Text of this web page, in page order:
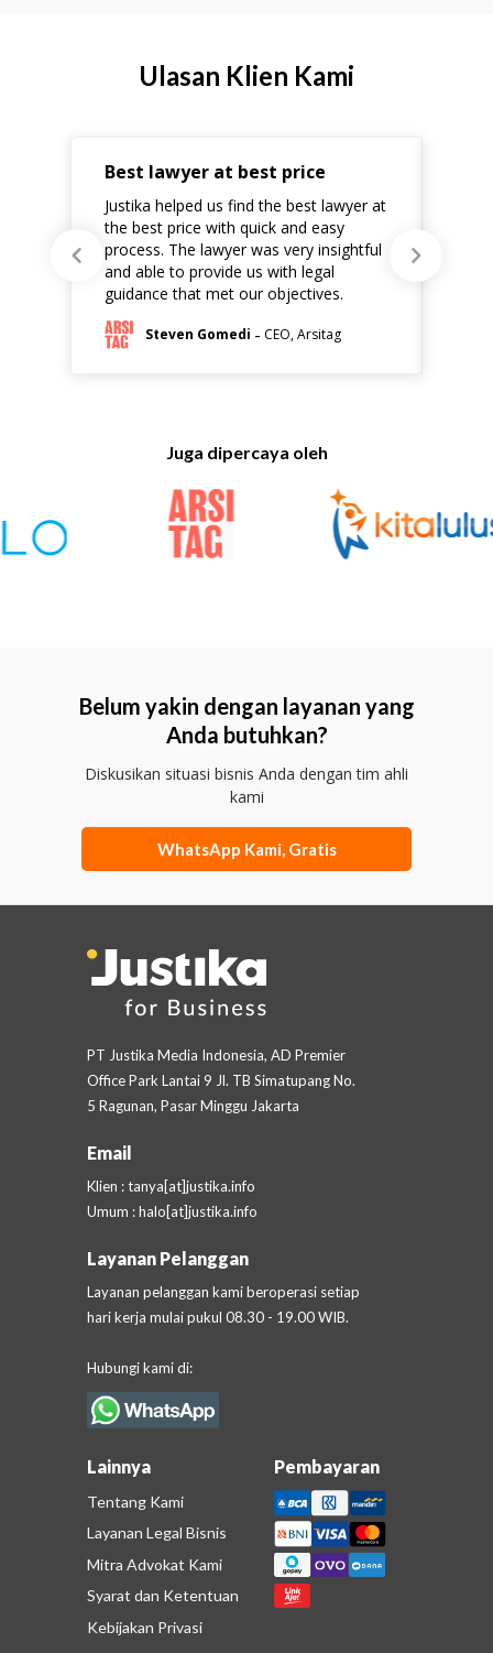
Ulasan Klien Kami
Best lawyer at best price
Justika helped us find the best lawyer at
the best price with quick and easy
process. The lawyer was very insightful
and able to provide us with legal
guidance that met our objectives.
Steven Gomedi - CEO, Arsitag
Juga dipercaya oleh
Belum yakin dengan layanan yang
Anda butuhkan?
Diskusikan situasi bisnis Anda dengan tim ahli
kami
WhatsApp Kami, Gratis
PT Justika Media Indonesia, AD Premier
Office Park Lantai 9 Jl. TB Simatupang No.
5 Ragunan, Pasar Minggu Jakarta
Email
Klien : tanya[at]justika.info
Umum : halo[at]justika.info
Layanan Pelanggan
Layanan pelanggan kami beroperasi setiap
hari kerja mulai pukul 08.30 - 19.00 WIB.
Hubungi kami di:
Lainnya
Tentang Kami
Layanan Legal Bisnis
Mitra Advokat Kami
Syarat dan Ketentuan
Kebijakan Privasi
Pembayaran